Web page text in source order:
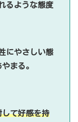
るような態度
にやさしい態
まる。
て好感を持